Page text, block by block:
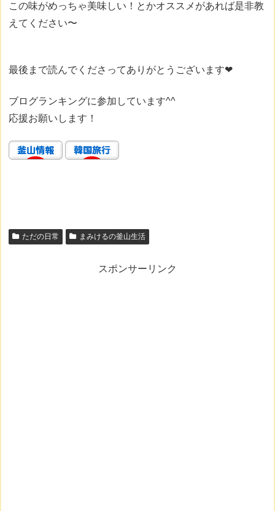
この味がめっちゃ美味しい！とかオススメがあれば是非教
えてください〜
最後まで読んでくださってありがとうございます❤
ブログランキングに参加しています^^
応援お願いします！
ただの日常 まみけるの釜山生活
スポンサーリンク